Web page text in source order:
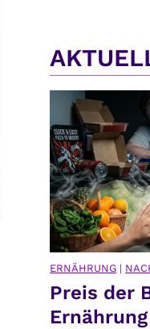
ERNÄHRUNG |
Preis der